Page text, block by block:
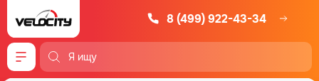
8 (499) 922-43-34
Меню